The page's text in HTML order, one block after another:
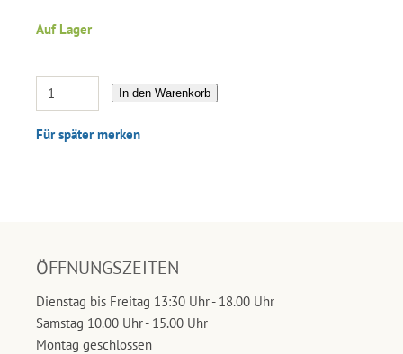
Auf Lager
In den Warenkorb
Für später merken
ÖFFNUNGSZEITEN
Dienstag bis Freitag 13:30 Uhr - 18.00 Uhr
Samstag 10.00 Uhr - 15.00 Uhr
Montag geschlossen